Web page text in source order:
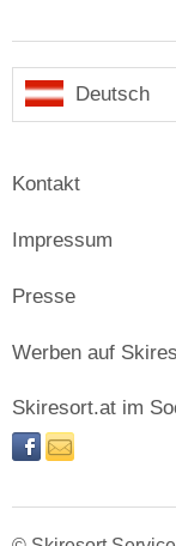
Deutsch
Kontakt
Impressum
Presse
Werben auf
Skiresort.at im
facebooknewsletter